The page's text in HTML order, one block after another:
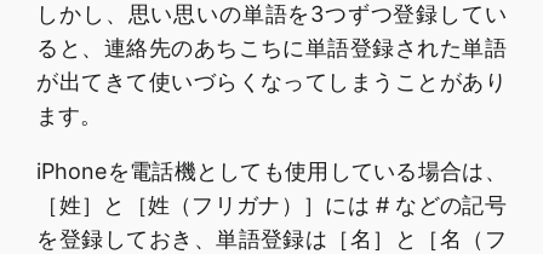
しかし、思い思いの単語を3つずつ登録してい
ると、連絡先のあちこちに単語登録された単語
が出てきて使いづらくなってしまうことがあり
ます。
iPhoneを電話機としても使用している場合は、
［姓］と［姓（フリガナ）］には # などの記号
を登録しておき、単語登録は［名］と［名（フ